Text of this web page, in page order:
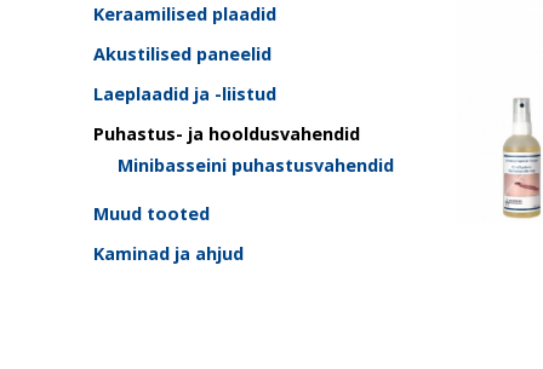
Keraamilised plaadid
Akustilised paneelid
Laeplaadid ja -liistud
Puhastus- ja hooldusvahendid
Minibasseini puhastusvahendid
Muud tooted
Kaminad ja ahjud